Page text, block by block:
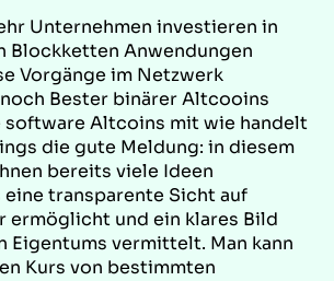
Unternehmen investieren in
Blockketten Anwendungen
Vorgänge im Netzwerk
Bester binärer Altcooins
Altcoins mit wie handelt
die gute Meldung: in diesem
bereits viele Ideen
transparente Sicht auf
ermöglicht und ein klares Bild
Eigentums vermittelt. Man kann
Kurs von bestimmten